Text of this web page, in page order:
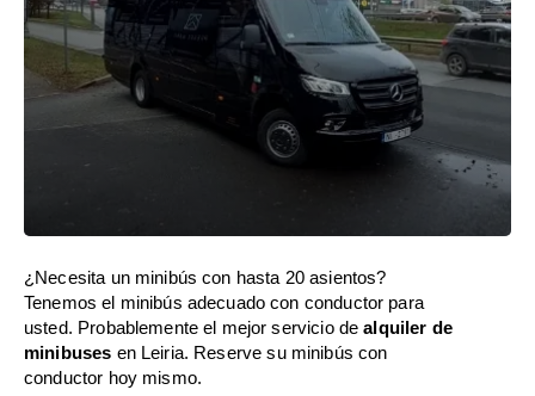
¿Necesita un minibús con hasta 20 asientos?
Tenemos el minibús adecuado con conductor para
usted. Probablemente el mejor servicio dealquiler de
minibuses en Leiria. Reserve su minibús con
conductor hoy mismo.